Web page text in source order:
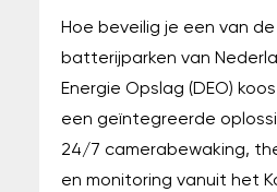
Hoe beveilig je een van
batterijparken van
Energie Opslag (DEO)
een geïntegreerde
24/7 camerabewaking,
en monitoring vanuit het